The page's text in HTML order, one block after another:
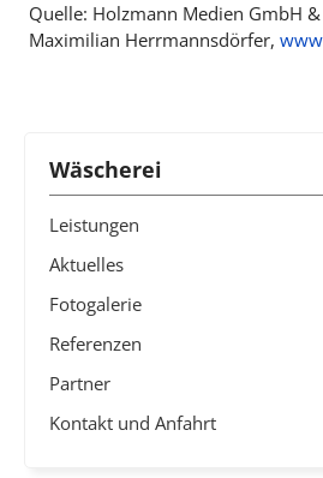
Quelle: Holzmann Medien GmbH &
Maximilian Herrmannsdörfer,
Wäscherei
Leistungen
Aktuelles
Fotogalerie
Referenzen
Partner
Kontakt und Anfahrt